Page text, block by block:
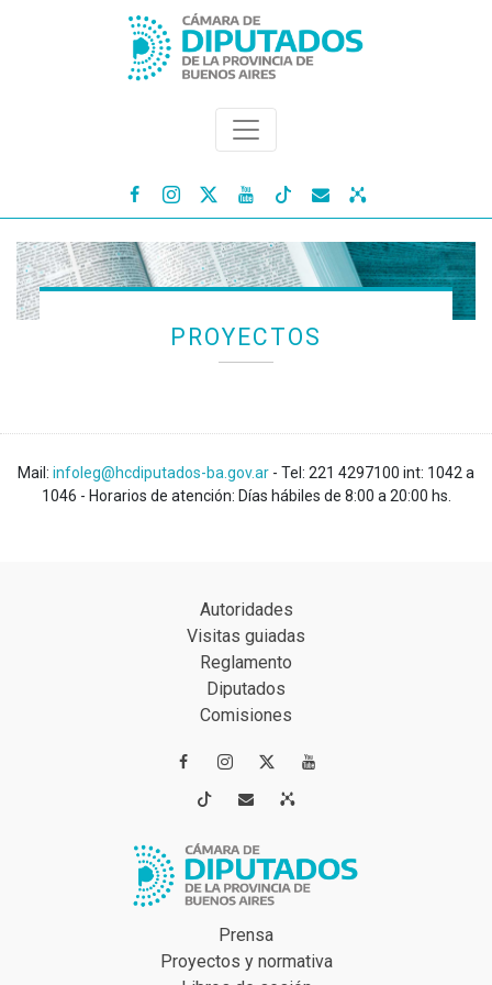
   
PROYECTOS
Mail: infoleg@hcdiputados-ba.gov.ar - Tel: 221 4297100 int: 1042 a
1046 - Horarios de atención: Días hábiles de 8:00 a 20:00 hs.
Autoridades
Visitas guiadas
Reglamento
Diputados
Comisiones
 
 
Prensa
Proyectos y normativa